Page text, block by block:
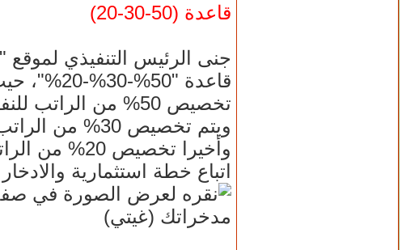
قاعدة (50-30-20)
قاعدة
تخصيص 50% من
ويتم تخصيص
وأخيرا
اتباع خطة استثمارية
مدخراتك (غيتي)